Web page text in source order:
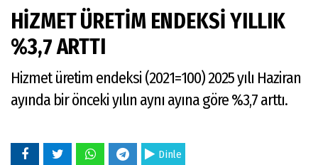
HİZMET ÜRETİM ENDEKSİ YILLIK
%3,7 ARTTI
Hizmet üretim endeksi (2021=100) 2025 yılı Haziran
ayında bir önceki yılın aynı ayına göre %3,7 arttı.
Dinle